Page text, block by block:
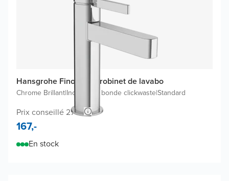
Hansgrohe Finoris 110 robinet de lavabo
Chrome Brillant|Inclus une bonde clickwaste|Standard
Prix conseillé 276,-
167,-
En stock